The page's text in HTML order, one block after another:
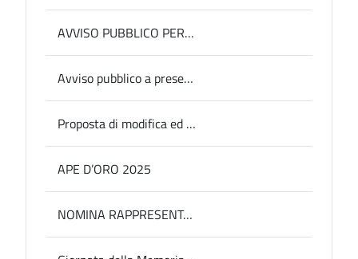
AVVISO PUBBLICO PER MANIFESTAZIONE DI INTERESSE PER L’INDIVIDUAZIONE DEL DATA PROTECTION OFFICER/RESPONSABILE PROTEZIONE DEI DATI PERSONALI (DPO/RPD) DELLA PROVINCIA DI TERNI PER IL TRIENNIO 2026/2028, AI SENSI DELL’ARTICOLO 50, COMMA 1, LETTERA B) DEL D.LGS N. 36/2023
Avviso pubblico a presentare progetti destinati a promuovere interventi nell’ambito delle Politiche Giovanili
Proposta di modifica ed integrazione al Codice di comportamento della Provincia di Terni
APE D’ORO 2025
NOMINA RAPPRESENTANTI IN ENTI 2025